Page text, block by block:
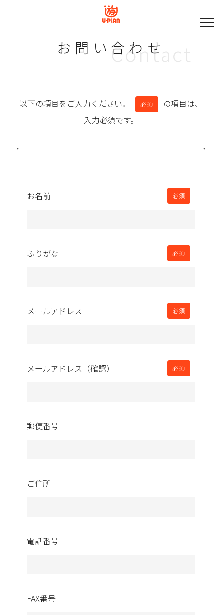
Contact
お問い合わせ
以下の項目をご入力ください。 必須
の項目は、
入力必須です。
お名前 必須
ふりがな 必須
メールアドレス 必須
メールアドレス （確認） 必須
郵便番号
ご住所
電話番号
FAX番号